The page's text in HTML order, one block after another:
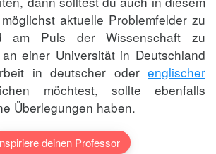
aktuelle Problemfelder zu
am Puls der Wissenschaft zu
einer Universität in Deutschland
in deutscher oder englischer
möchtest, sollte ebenfalls
Überlegungen haben.
deinen Professor